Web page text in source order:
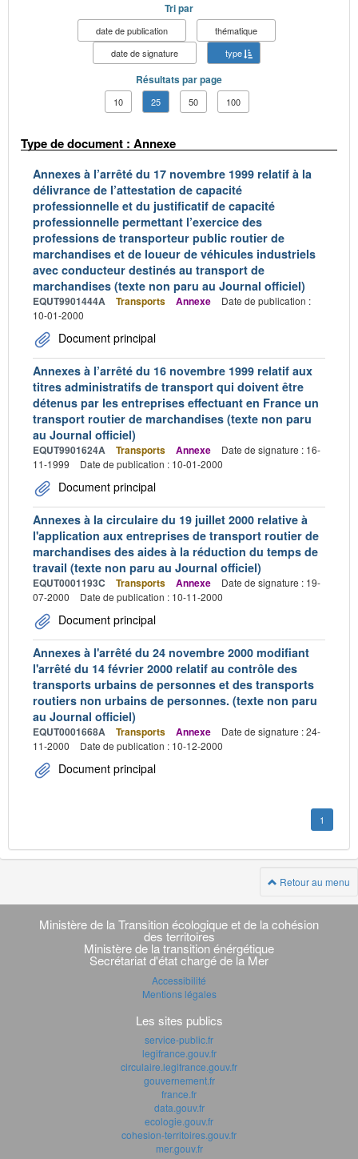
Tri par
date de publication
thématique
date de signature
type
Résultats par page
10 25 50 100
Type de document : Annexe
Annexes à l’arrêté du 17 novembre 1999 relatif à la
délivrance de l’attestation de capacité
professionnelle et du justificatif de capacité
professionnelle permettant l’exercice des
professions de transporteur public routier de
marchandises et de loueur de véhicules industriels
avec conducteur destinés au transport de
marchandises (texte non paru au Journal officiel)
EQUT9901444A Transports Annexe
Date de publication :
10-01-2000
Document principal
Annexes à l’arrêté du 16 novembre 1999 relatif aux
titres administratifs de transport qui doivent être
détenus par les entreprises effectuant en France un
transport routier de marchandises (texte non paru
au Journal officiel)
EQUT9901624A Transports Annexe
Date de signature : 16-
11-1999
Date de publication : 10-01-2000
Document principal
Annexes à la circulaire du 19 juillet 2000 relative à
l'application aux entreprises de transport routier de
marchandises des aides à la réduction du temps de
travail (texte non paru au Journal officiel)
EQUT0001193C Transports Annexe
Date de signature : 19-
07-2000
Date de publication : 10-11-2000
Document principal
Annexes à l'arrêté du 24 novembre 2000 modifiant
l'arrêté du 14 février 2000 relatif au contrôle des
transports urbains de personnes et des transports
routiers non urbains de personnes. (texte non paru
au Journal officiel)
EQUT0001668A Transports Annexe
Date de signature : 24-
11-2000
Date de publication : 10-12-2000
Document principal
1
Retour au menu
Navigation
transverse
Ministère de la Transition écologique et de la cohésion
des territoires
Ministère de la transition énérgétique
Secrétariat d'état chargé de la Mer
Accessibilité
Mentions légales
Les sites publics
service-public.fr
legifrance.gouv.fr
circulaire.legifrance.gouv.fr
gouvernement.fr
france.fr
data.gouv.fr
ecologie.gouv.fr
cohesion-territoires.gouv.fr
mer.gouv.fr